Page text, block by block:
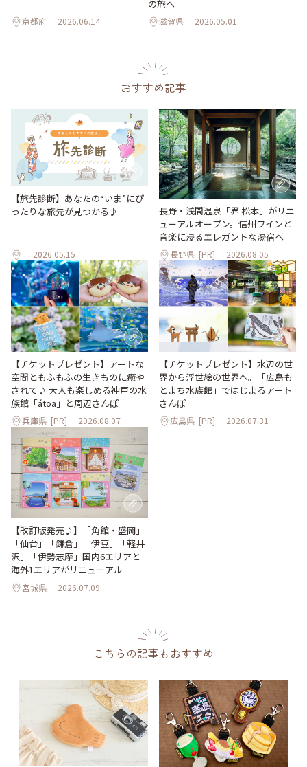
京都府 2026.06.14
の旅へ
滋賀県 2026.05.01
おすすめ記事
【旅先診断】あなたの“いま”にぴ
ったりな旅先が見つかる♪
2026.05.15
長野・浅間温泉「界 松本」がリニ
ューアルオープン。信州ワインと
音楽に浸るエレガントな湯宿へ
長野県 [PR] 2026.08.05
【チケットプレゼント】アートな
空間ともふもふの生きものに癒や
されて♪ 大人も楽しめる神戸の水
族館「átoa」と周辺さんぽ
兵庫県 [PR] 2026.08.07
【チケットプレゼント】水辺の世
界から浮世絵の世界へ。「広島も
とまち水族館」ではじまるアート
さんぽ
広島県 [PR] 2026.07.31
【改訂版発売♪】「角館・盛岡」
「仙台」「鎌倉」「伊豆」「軽井
沢」「伊勢志摩」国内6エリアと
海外1エリアがリニューアル
宮城県 2026.07.09
こちらの記事もおすすめ